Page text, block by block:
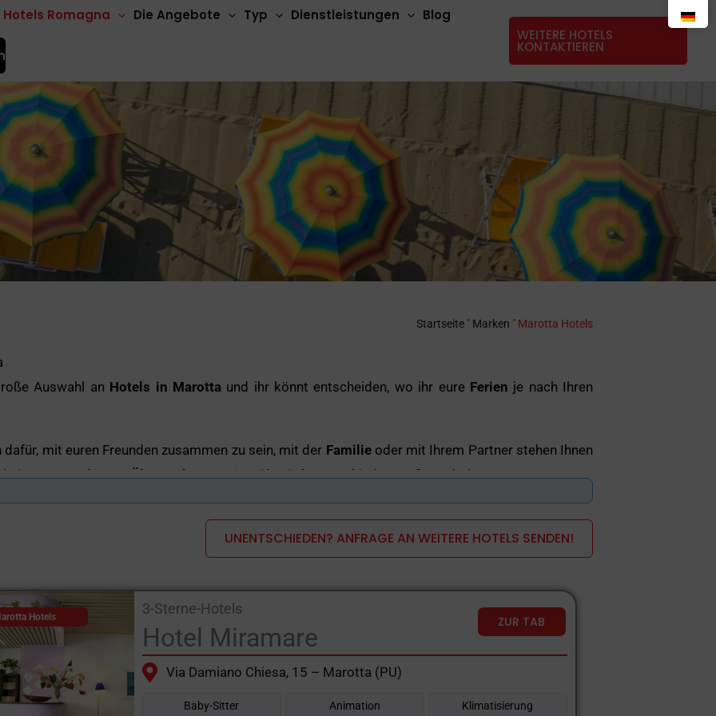
Hotels Romagna Die Angebote Typ Dienstleistungen Blog
WEITERE HOTELS
KONTAKTIEREN
Startseite " Marken " Marotta Hotels
Auswahl an Hotels in Marottaund ihr könnt entscheiden, wo ihr eure Ferien je nach Ihren
mit euren Freunden zusammen zu sein, mit der Familieoder mit Ihrem Partner stehen Ihnen
zur VerfügungÜbernachtung mit FrühstückeHoteljeder Größe und Klasse.
Sie freundlich und professionell empfangen.UNENTSCHIEDEN? ANFRAGE AN WEITERE HOTELS SENDEN!
Hotels 3-Sterne-Hotels
ZUR TAB
Hotel Miramare
Via Damiano Chiesa, 15 – Marotta (PU)
Baby-Sitter Animation Klimatisierung